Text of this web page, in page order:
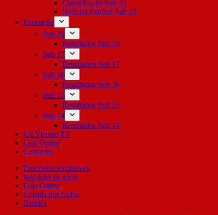
Classificação Sub 23
Notícias Futebol Sub 23
Formação
Sub 19
Resultados Sub 19
Sub 17
Resultados Sub 17
Sub 16
Resultados Sub 16
Sub 15
Resultados Sub 15
Sub 14
Resultados Sub 14
Gil Vicente TV
Loja Online
Contactos
Descontos exclusivos
Inscrição de sócio
Loja Online
Corrida dos Galos
Estádio